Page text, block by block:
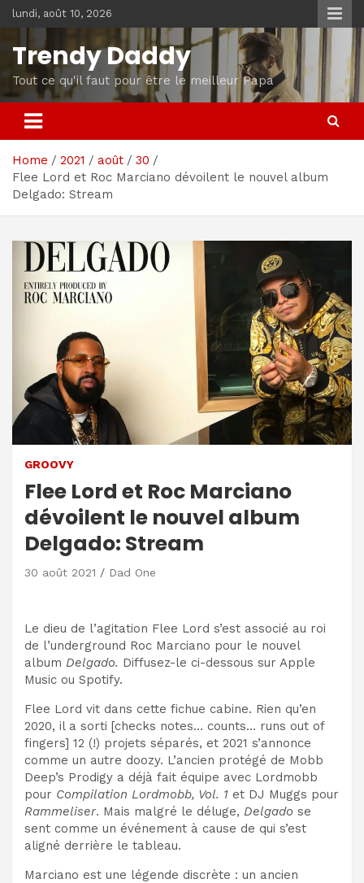
Skip
to
content
lundi, août 10, 2026
Trendy Daddy
Tout ce qu'il faut pour être le meilleur Papa
Home 2021 août
30
Flee Lord et Roc Marciano dévoilent le nouvel album
Delgado: Stream
GROOVY
Flee Lord et Roc Marciano
dévoilent le nouvel album
Delgado: Stream
30 août 2021 Dad One
Le dieu de l’agitation Flee Lord s’est associé au roi
de l’underground Roc Marciano pour le nouvel
album Delgado. Diffusez-le ci-dessous sur Apple
Music ou Spotify.
Flee Lord vit dans cette fichue cabine. Rien qu’en
2020, il a sorti [checks notes… counts… runs out of
fingers] 12 (!) projets séparés, et 2021 s’annonce
comme un autre doozy. L’ancien protégé de Mobb
Deep’s Prodigy a déjà fait équipe avec Lordmobb
pour Compilation Lordmobb, Vol. 1 et DJ Muggs pour
Rammeliser. Mais malgré le déluge, Delgado se
sent comme un événement à cause de qui s’est
aligné derrière le tableau.
Marciano est une légende discrète : un ancien